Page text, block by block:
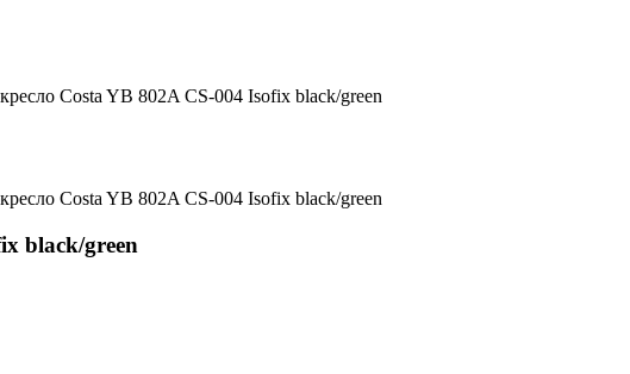
Costa YB 802A CS-004 Isofix black/green
Costa YB 802A CS-004 Isofix black/green
black/green